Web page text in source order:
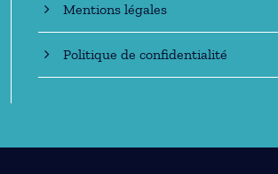
Mentions légales
Politique de confidentialité